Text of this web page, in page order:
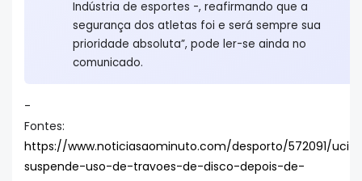
Indústria de esportes -, reafirmando que a
segurança dos atletas foi e será sempre sua
prioridade absoluta”, pode ler-se ainda no
comunicado.
-
Fontes:
https://www.noticiasaominuto.com/desporto/572091/uci-
suspende-uso-de-travoes-de-disco-depois-de-